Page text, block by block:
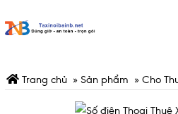
Trang chủ » Sản phẩm » Cho